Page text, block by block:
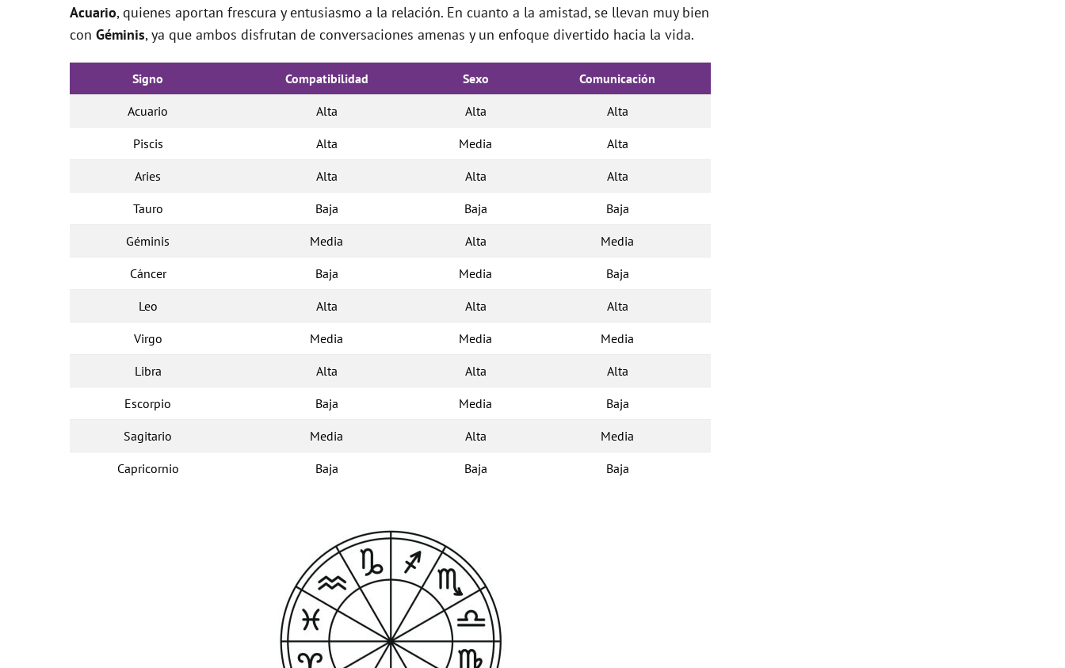
Acuario, quienes aportan frescura y entusiasmo a la relación. En cuanto a la amistad, se llevan muy bien
con Géminis, ya que ambos disfrutan de conversaciones amenas y un enfoque divertido hacia la vida.
Signo Compatibilidad Sexo Comunicación
Acuario Alta Alta Alta
Piscis Alta Media Alta
Aries Alta Alta Alta
Tauro Baja Baja Baja
Géminis Media Alta Media
Cáncer Baja Media Baja
Leo Alta Alta Alta
Virgo Media Media Media
Libra Alta Alta Alta
Escorpio Baja Media Baja
Sagitario Media Alta Media
Capricornio Baja Baja Baja